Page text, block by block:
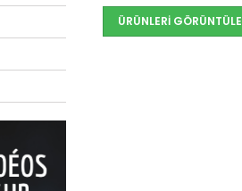
ÜRÜNLERI GÖRÜNTÜLE